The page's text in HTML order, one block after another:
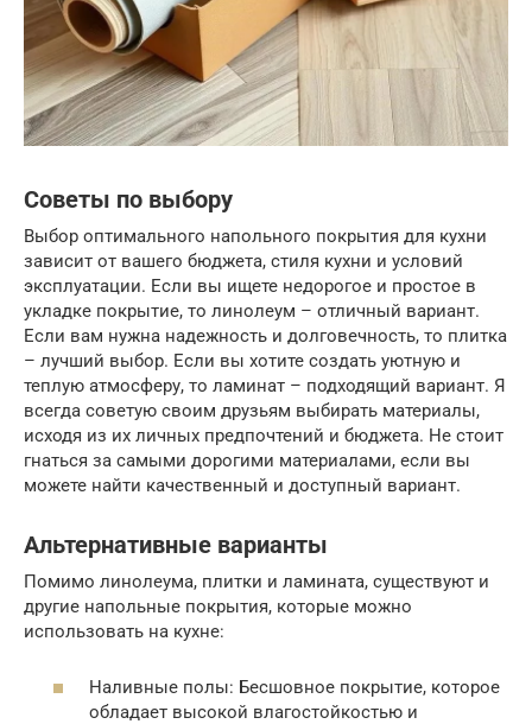
Советы по выбору
Выбор оптимального напольного покрытия для кухни
зависит от вашего бюджета, стиля кухни и условий
эксплуатации. Если вы ищете недорогое и простое в
укладке покрытие, то линолеум – отличный вариант.
Если вам нужна надежность и долговечность, то плитка
– лучший выбор. Если вы хотите создать уютную и
теплую атмосферу, то ламинат – подходящий вариант. Я
всегда советую своим друзьям выбирать материалы,
исходя из их личных предпочтений и бюджета. Не стоит
гнаться за самыми дорогими материалами, если вы
можете найти качественный и доступный вариант.
Альтернативные варианты
Помимо линолеума, плитки и ламината, существуют и
другие напольные покрытия, которые можно
использовать на кухне:
Наливные полы: Бесшовное покрытие, которое
обладает высокой влагостойкостью и